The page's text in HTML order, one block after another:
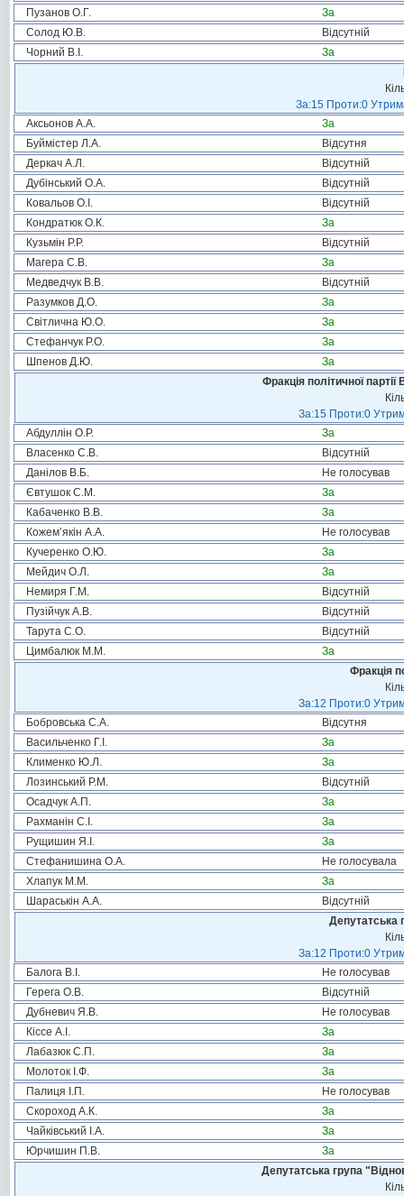
Пузанов О.Г.
За
Солод Ю.В.
Відсутній
Чорний В.І.
За
За:15 Проти:0
Аксьонов А.А.
За
Буймістер Л.А.
Відсутня
Деркач А.Л.
Відсутній
Дубінський О.А.
Відсутній
Ковальов О.І.
Відсутній
Кондратюк О.К.
За
Кузьмін Р.Р.
Відсутній
Магера С.В.
За
Медведчук В.В.
Відсутній
Разумков Д.О.
За
Світлична Ю.О.
За
Стефанчук Р.О.
За
Шпенов Д.Ю.
За
Фракція політичної
За:15 Проти:0
Абдуллін О.Р.
За
Власенко С.В.
Відсутній
Данілов В.Б.
Не голосував
Євтушок С.М.
За
Кабаченко В.В.
За
Кожем’якін А.А.
Не голосував
Кучеренко О.Ю.
За
Мейдич О.Л.
За
Немиря Г.М.
Відсутній
Пузійчук А.В.
Відсутній
Тарута С.О.
Відсутній
Цимбалюк М.М.
За
Фракція
За:12 Проти:0
Бобровська С.А.
Відсутня
Васильченко Г.І.
За
Клименко Ю.Л.
За
Лозинський Р.М.
Відсутній
Осадчук А.П.
За
Рахманін С.І.
За
Рущишин Я.І.
За
Стефанишина О.А.
Не голосувала
Хлапук М.М.
За
Шараськін А.А.
Відсутній
Депутатська
За:12 Проти:0
Балога В.І.
Не голосував
Герега О.В.
Відсутній
Дубневич Я.В.
Не голосував
Кіссе А.І.
За
Лабазюк С.П.
За
Молоток І.Ф.
За
Палиця І.П.
Не голосував
Скороход А.К.
За
Чайківський І.А.
За
Юрчишин П.В.
За
Депутатська група